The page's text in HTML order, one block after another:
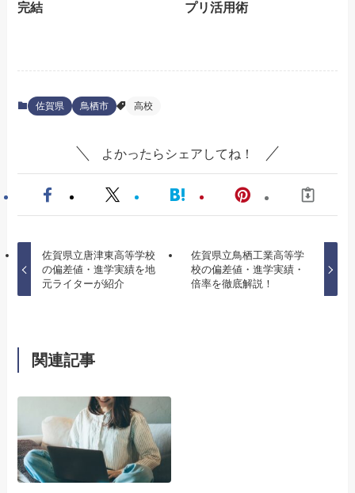
完結
プリ活用術
佐賀県 鳥栖市 高校
よかったらシェアしてね！
佐賀県立唐津東高等学校
の偏差値・進学実績を地
元ライターが紹介
佐賀県立鳥栖工業高等学
校の偏差値・進学実績・
倍率を徹底解説！
関連記事